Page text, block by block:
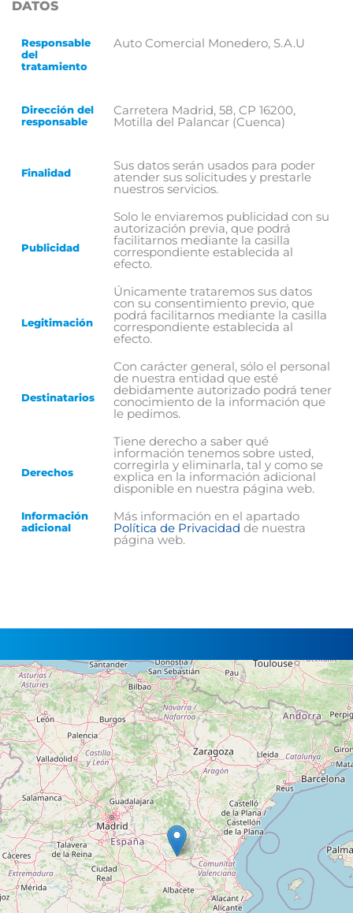
DATOS
Responsable
del
tratamiento
Auto Comercial Monedero, S.A.U
Dirección del
responsable
Carretera Madrid, 58, CP 16200,
Motilla del Palancar (Cuenca)
Finalidad Sus datos serán usados para poder
atender sus solicitudes y prestarle
nuestros servicios.
Publicidad
Solo le enviaremos publicidad con su
autorización previa, que podrá
facilitarnos mediante la casilla
correspondiente establecida al
efecto.
Legitimación
Únicamente trataremos sus datos
con su consentimiento previo, que
podrá facilitarnos mediante la casilla
correspondiente establecida al
efecto.
Destinatarios
Con carácter general, sólo el personal
de nuestra entidad que esté
debidamente autorizado podrá tener
conocimiento de la información que
le pedimos.
Derechos
Tiene derecho a saber qué
información tenemos sobre usted,
corregirla y eliminarla, tal y como se
explica en la información adicional
disponible en nuestra página web.
Información
adicional
Más información en el apartado
Política de Privacidad de nuestra
página web.